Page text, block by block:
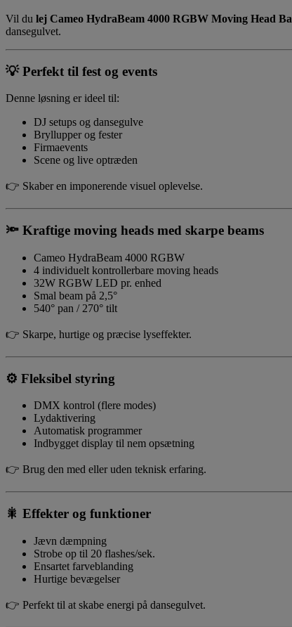
Vil du lej Cameo HydraBeam 4000 RGBW Moving Head
dansegulvet.
💡Perfekt til fest og events
Denne løsning er ideel til:
DJ setups og dansegulve
Bryllupper og fester
Firmaevents
Scene og live optræden
👉 Skaber en imponerende visuel oplevelse.
🔦 Kraftige moving heads med skarpe beams
Cameo HydraBeam 4000 RGBW
4 individuelt kontrollerbare moving heads
32W RGBW LED pr. enhed
Smal beam på 2,5°
540° pan / 270° tilt
👉 Skarpe, hurtige og præcise lyseffekter.
⚙️ Fleksibel styring
DMX kontrol (flere modes)
Lydaktivering
Automatisk programmer
Indbygget display til nem opsætning
👉 Brug den med eller uden teknisk erfaring.
🎇 Effekter og funktioner
Jævn dæmpning
Strobe op til 20 flashes/sek.
Ensartet farveblanding
Hurtige bevægelser
👉 Perfekt til at skabe energi på dansegulvet.